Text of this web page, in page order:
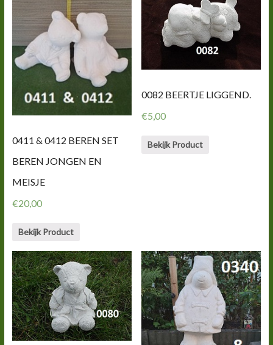
0411 & 0412 BEREN SET
BEREN JONGEN EN
MEISJE
€20,00
Bekijk Product
0082 BEERTJE LIGGEND.
€5,00
Bekijk Product